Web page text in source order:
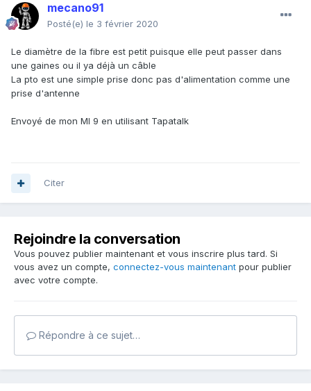
mecano91
Posté(e) le 3 février 2020
Le diamètre de la fibre est petit puisque elle peut passer dans
une gaines ou il ya déjà un câble
La pto est une simple prise donc pas d'alimentation comme une
prise d'antenne
Envoyé de mon MI 9 en utilisant Tapatalk
Citer
Rejoindre la conversation
Vous pouvez publier maintenant et vous inscrire plus tard. Si
vous avez un compte, connectez-vous maintenant pour publier
avec votre compte.
Répondre à ce sujet…